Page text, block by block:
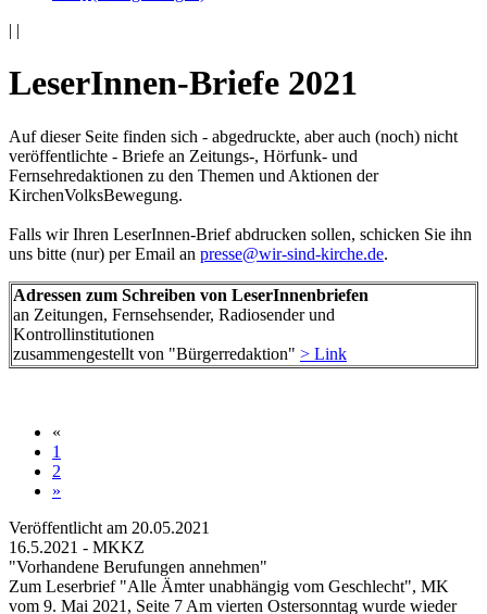
| |
LeserInnen-Briefe 2021
Auf dieser Seite finden sich - abgedruckte, aber auch (noch) nicht
veröffentlichte - Briefe an Zeitungs-, Hörfunk- und
Fernsehredaktionen zu den Themen und Aktionen der
KirchenVolksBewegung.
Falls wir Ihren LeserInnen-Brief abdrucken sollen, schicken Sie ihn
uns bitte (nur) per Email an presse@wir-sind-kirche.de.
Adressen zum Schreiben von LeserInnenbriefen
an Zeitungen, Fernsehsender, Radiosender und
Kontrollinstitutionen
zusammengestellt von "Bürgerredaktion" > Link
«
1
2
»
Veröffentlicht am 20­.05.2021
16.5.2021 - MKKZ
"Vorhandene Berufungen annehmen"
Zum Leserbrief "Alle Ämter unabhängig vom Geschlecht", MK
vom 9. Mai 2021, Seite 7 Am vierten Ostersonntag wurde wieder